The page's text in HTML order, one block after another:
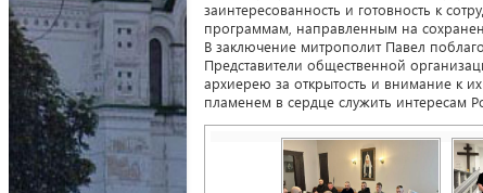
заинтересованность и готовность к
программам, направленным на
В заключение митрополит Павел
Представители общественной
архиерею за открытость и внимание к
пламенем в сердце служить интересам